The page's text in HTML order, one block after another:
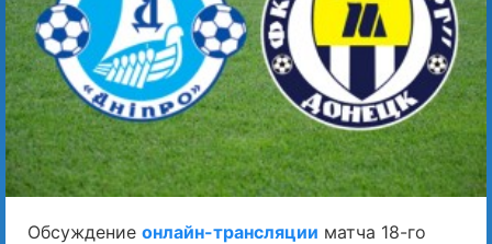
Обсуждение онлайн-трансляции матча 18-го